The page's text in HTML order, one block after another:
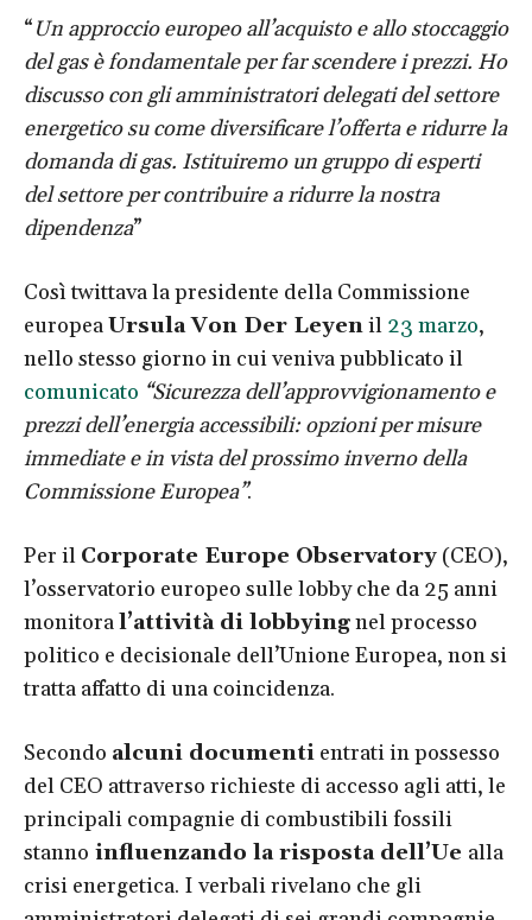
“Un approccio europeo all’acquisto e allo stoccaggio
del gas è fondamentale per far scendere i prezzi. Ho
discusso con gli amministratori delegati del settore
energeticosu come diversificare l’offerta e ridurre la
domanda di gas. Istituiremo un gruppo di esperti
del settore per contribuire a ridurre la nostra
dipendenza”
Così twittava la presidente della Commissione
europeaUrsula Von Der Leyenil 23 marzo,
nello stesso giorno in cui veniva pubblicato il
comunicato “Sicurezza dell’approvvigionamento e
prezzi dell’energia accessibili: opzioni per misure
immediate e in vista del prossimo inverno della
Commissione Europea”.
Per il Corporate Europe Observatory (CEO),
l’osservatorio europeo sulle lobby che da 25 anni
monitoral’attività di lobbyingnel processo
politico e decisionale dell’Unione Europea, non si
tratta affatto di una coincidenza.
Secondo alcuni documenti entrati in possesso
del CEO attraverso richieste di accesso agli atti, le
principali compagnie di combustibili fossili
stanno influenzando la risposta dell’Ue alla
crisi energetica. I verbali rivelano che gli